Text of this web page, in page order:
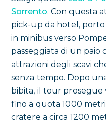
Sorrento. Con questa
pick-up da hotel,
in minibus verso
passeggiata di un paio
attrazioni degli scavi
senza tempo. Dopo
bibita, il tour prosegue
fino a quota 1000
cratere a circa 1200